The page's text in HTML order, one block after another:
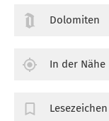
Dolomiten
In der Nähe
Lesezeichen